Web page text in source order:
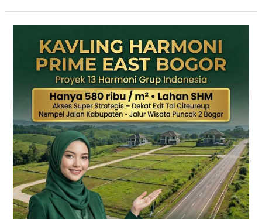
MURAH
Puncak
Panduan
Lengkap
&
Legalitas
Jelas